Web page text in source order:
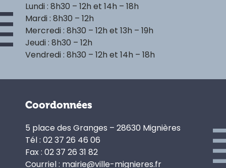
Lundi : 8h30 – 12h et 14h – 18h
Mardi : 8h30 – 12h
Mercredi : 8h30 – 12h et 13h – 19h
Jeudi : 8h30 – 12h
Vendredi : 8h30 – 12h et 14h – 18h
Coordonnées
5 place des Granges – 28630 Mignières
Tél : 02 37 26 46 06
Fax : 02 37 26 31 82
Courriel : mairie@ville-mignieres.fr